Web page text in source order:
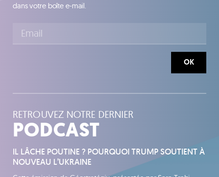
dans votre boîte e-mail.
OK
RETROUVEZ NOTRE DERNIER
PODCAST
IL LÂCHE POUTINE ? POURQUOI TRUMP SOUTIENT À
NOUVEAU L’UKRAINE